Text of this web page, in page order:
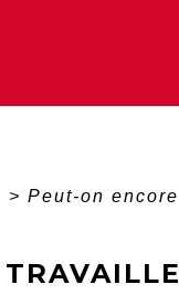
> Peut-on encore